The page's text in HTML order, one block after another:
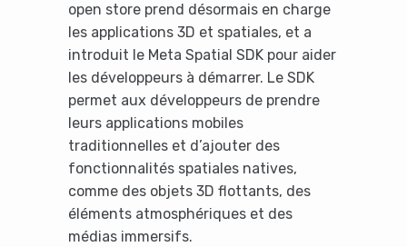
open store prend désormais en charge
les applications 3D et spatiales, et a
introduit le Meta Spatial SDK pour aider
les développeurs à démarrer. Le SDK
permet aux développeurs de prendre
leurs applications mobiles
traditionnelles et d’ajouter des
fonctionnalités spatiales natives,
comme des objets 3D flottants, des
éléments atmosphériques et des
médias immersifs.